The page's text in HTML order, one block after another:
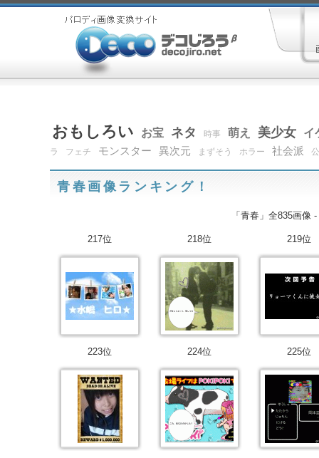
おもしろい お宝 ネタ 時事 萌え 美少女 イ
ラ フェチ モンスター 異次元 まずそう ホラー 社会派
青春画像ランキング！
「青春」全835画像 -
217位 218位 219位
223位 224位 225位